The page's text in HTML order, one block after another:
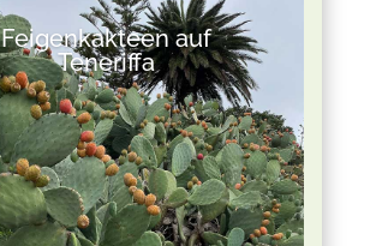
Feigenkakteen auf
Teneriffa